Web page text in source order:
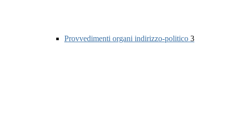
Provvedimenti organi indirizzo-politico 3